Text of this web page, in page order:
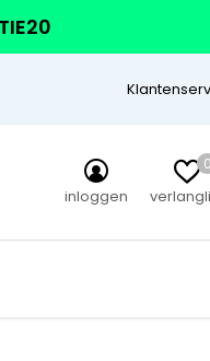
inloggen
0